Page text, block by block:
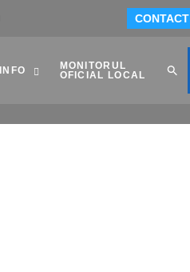
CONTACT
INFO
MONITORUL
OFICIAL LOCAL